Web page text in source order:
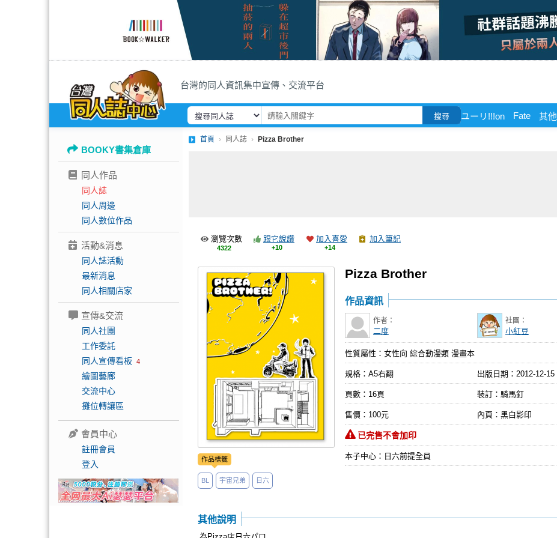
台灣的同人資訊集中宣傳、交流平台
搜尋 ユーリ!!!on Fate 其他
BOOKY書集倉庫
同人作品
同人誌
同人周邊
同人數位作品
活動&消息
同人誌活動
最新消息
同人相關店家
宣傳&交流
同人社團
工作委託
同人宣傳看板 4
繪圖藝廊
交流中心
攤位轉讓區
會員中心
註冊會員
登入
首頁 同人誌 Pizza Brother
瀏覽次數
4322
跟它說讚
+10
加入喜愛
+14
加入筆記
Pizza Brother
作品標籤
BL 宇宙兄弟 日六
作品資訊
作者：
二度
社團：
小紅豆
性質屬性：女性向 綜合動漫類 漫畫本
規格：A5右翻 出版日期： 2012-12-15
頁數：16頁 裝訂：騎馬釘
售價：100元 內頁：黑白影印
已完售不會加印
本子中心：日六前提全員
其他說明